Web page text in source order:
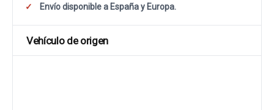
Envío disponible a España y Europa.
Vehículo de origen